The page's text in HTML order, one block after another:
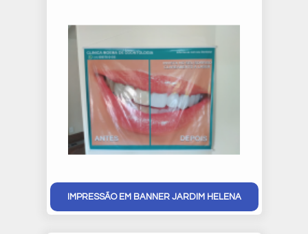
IMPRESSÃO EM BANNER JARDIM HELENA